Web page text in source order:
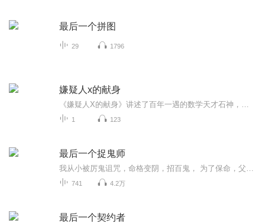
最后一个拼图
29 1796
嫌疑人x的献身
1 123
最后一个捉鬼师
741 4.2万
最后一个契约者